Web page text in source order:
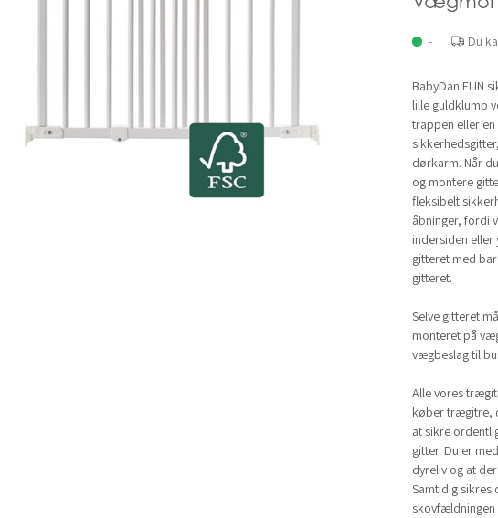
- Du
BabyDan ELIN
lille guldklump
trappen eller
dørkarm. Når
og montere
fleksibelt
åbninger, fordi
indersiden eller
gitteret med
gitteret.
Selve gitteret
monteret på
vægbeslag til
Alle vores
køber trægitre,
at sikre
gitter. Du er
dyreliv og at
Samtidig sikres